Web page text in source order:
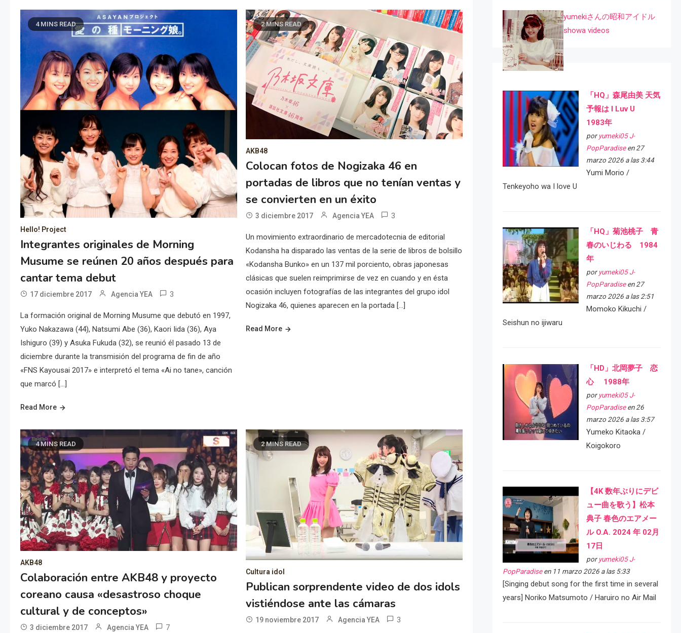
4 MINS READ
Hello! Project
Integrantes originales de Morning
Musume se reúnen 20 años después para
cantar tema debut
17 diciembre 2017 Agencia YEA 3
La formación original de Morning Musume que debutó en 1997,
Yuko Nakazawa (44), Natsumi Abe (36), Kaori Iida (36), Aya
Ishiguro (39) y Asuka Fukuda (32), se reunió él pasado 13 de
diciembre durante la transmisión del programa de fin de año
«FNS Kayousai 2017» e interpretó el tema «Ai no tane», canción
que marcó […]
Read More
2 MINS READ
AKB48
Colocan fotos de Nogizaka 46 en
portadas de libros que no tenían ventas y
se convierten en un éxito
3 diciembre 2017 Agencia YEA 3
Un movimiento extraordinario de mercadotecnia de editorial
Kodansha ha disparado las ventas de la serie de libros de bolsillo
«Kodansha Bunko» en un 137 mil porciento, obras japonesas
clásicas que suelen reimprimirse de vez en cuando y en ésta
ocasión incluyen fotografías de las integrantes del grupo idol
Nogizaka 46, quienes aparecen en la portada […]
Read More
4 MINS READ
AKB48
Colaboración entre AKB48 y proyecto
coreano causa «desastroso choque
cultural y de conceptos»
3 diciembre 2017 Agencia YEA 7
2 MINS READ
Cultura idol
Publican sorprendente video de dos idols
vistiéndose ante las cámaras
19 noviembre 2017 Agencia YEA 3
yumekiさんの昭和アイドル
showa videos
「HQ」森尾由美 天気
予報は I Luv U
1983年
por yumeki05 J-
PopParadiseen 27
marzo 2026 a las 3:44
Yumi Morio /
Tenkeyoho wa I love U
「HQ」菊池桃子 青
春のいじわる 1984
年
por yumeki05 J-
PopParadiseen 27
marzo 2026 a las 2:51
Momoko Kikuchi /
Seishun no ijiwaru
「HD」北岡夢子 恋
心 1988年
por yumeki05 J-
PopParadiseen 26
marzo 2026 a las 3:57
Yumeko Kitaoka /
Koigokoro
【4K 数年ぶりにデビ
ュー曲を歌う】松本
典子 春色のエアメー
ル O.A. 2024 年 02月
17日
por yumeki05 J-
PopParadiseen 11 marzo 2026 a las 5:33
[Singing debut song for the first time in several
years] Noriko Matsumoto / Haruiro no Air Mail